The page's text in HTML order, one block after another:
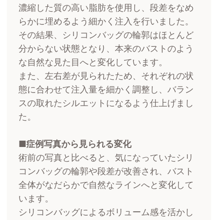
濃縮した質の高い脂肪を使用し、段差をなめ
らかに埋めるよう細かく注入を行いました。
その結果、シリコンバッグの輪郭はほとんど
分からない状態となり、本来のバストのよう
な自然な見た目へと変化しています。
また、左右差が見られたため、それぞれの状
態に合わせて注入量を細かく調整し、バラン
スの取れたシルエットになるよう仕上げまし
た。
■症例写真から見られる変化
術前の写真と比べると、気になっていたシリ
コンバッグの輪郭や段差が改善され、バスト
全体がなだらかで自然なラインへと変化して
います。
シリコンバッグによるボリューム感を活かし